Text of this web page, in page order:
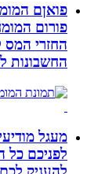
פואןם
פורום
החזרי המס
החשבונות
מעגל מודיעין-ב
לפניכם כל